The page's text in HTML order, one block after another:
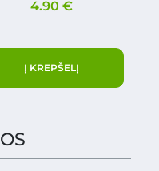
4.90€
Į KREPŠELĮ